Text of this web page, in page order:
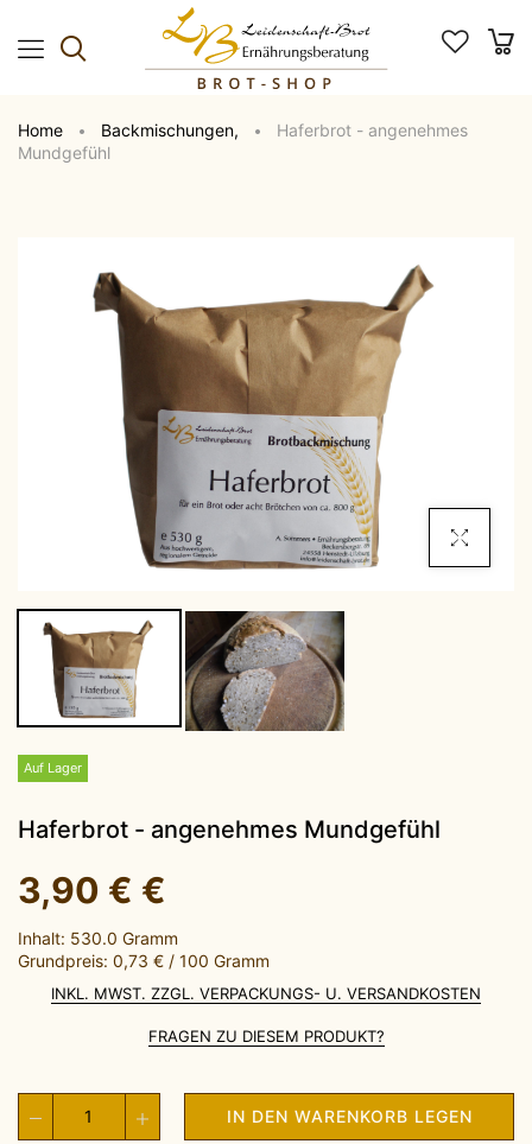
Home Backmischungen,
Haferbrot - angenehmes
Mundgefühl
Click To
Auf Lager
Haferbrot - angenehmes Mundgefühl
3,90 € €
Inhalt: 530.0 Gramm
Grundpreis: 0,73 € / 100 Gramm
INKL. MWST. ZZGL. VERPACKUNGS- U. VERSANDKOSTEN
FRAGEN ZU DIESEM PRODUKT?
IN DEN WARENKORB LEGEN